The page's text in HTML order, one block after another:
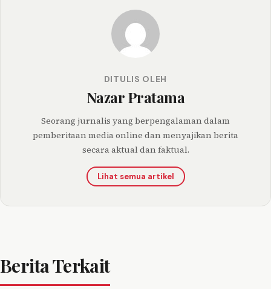
DITULIS OLEH
Nazar Pratama
Seorang jurnalis yang berpengalaman dalam
pemberitaan media online dan menyajikan berita
secara aktual dan faktual.
Lihat semua artikel
Berita Terkait